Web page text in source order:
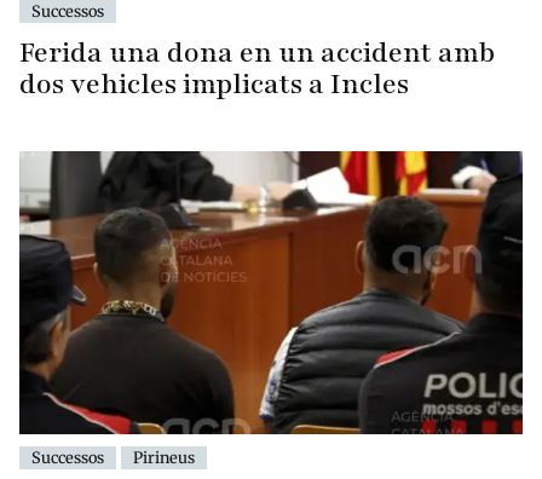
Successos
Ferida una dona en un accident amb
dos vehicles implicats a Incles
Successos Pirineus